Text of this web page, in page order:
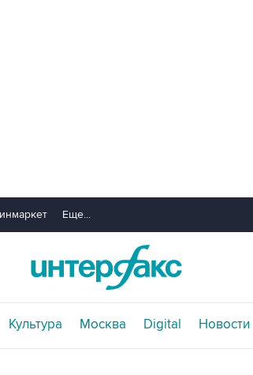
Еще...
Культура Москва Digital Новости